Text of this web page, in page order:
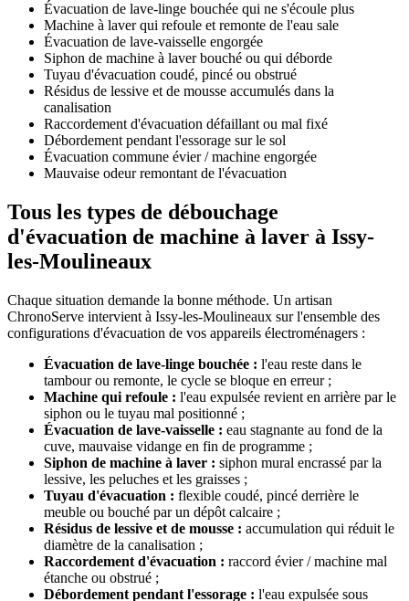
Évacuation de lave-linge bouchée qui ne s'écoule plus
Machine à laver qui refoule et remonte de l'eau sale
Évacuation de lave-vaisselle engorgée
Siphon de machine à laver bouché ou qui déborde
Tuyau d'évacuation coudé, pincé ou obstrué
Résidus de lessive et de mousse accumulés dans la
canalisation
Raccordement d'évacuation défaillant ou mal fixé
Débordement pendant l'essorage sur le sol
Évacuation commune évier / machine engorgée
Mauvaise odeur remontant de l'évacuation
Tous les types de débouchage
d'évacuation de machine à laver à Issy-
les-Moulineaux
Chaque situation demande la bonne méthode. Un artisan
ChronoServe intervient à Issy-les-Moulineaux sur l'ensemble des
configurations d'évacuation de vos appareils électroménagers :
Évacuation de lave-linge bouchée : l'eau reste dans le
tambour ou remonte, le cycle se bloque en erreur ;
Machine qui refoule : l'eau expulsée revient en arrière par le
siphon ou le tuyau mal positionné ;
Évacuation de lave-vaisselle : eau stagnante au fond de la
cuve, mauvaise vidange en fin de programme ;
Siphon de machine à laver : siphon mural encrassé par la
lessive, les peluches et les graisses ;
Tuyau d'évacuation : flexible coudé, pincé derrière le
meuble ou bouché par un dépôt calcaire ;
Résidus de lessive et de mousse : accumulation qui réduit le
diamètre de la canalisation ;
Raccordement d'évacuation : raccord évier / machine mal
étanche ou obstrué ;
Débordement pendant l'essorage : l'eau expulsée sous